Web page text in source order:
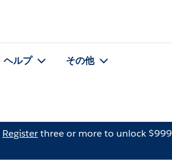
ヘルプ その他
Registerthree or more to unlock $999